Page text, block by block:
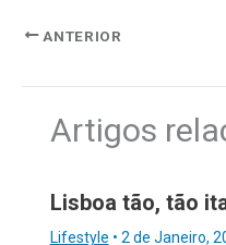
ANTERIOR
Artigos
Lisboa tão, tão
Lifestyle • 2 de Janeiro,